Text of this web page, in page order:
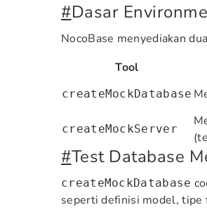
#Dasar
NocoBase menyediakan
Tool
createMockDatabase
createMockServer
#Test Database
createMockDatabase
seperti definisi model, tipe